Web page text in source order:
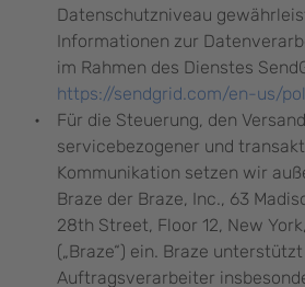
Datenschutzniveau
Informationen zur
im Rahmen des Dienstes
https://sendgrid.com/en-us/
Für die Steuerung, den
servicebezogener und
Kommunikation setzen wir
Braze der Braze, Inc., 63
28th Street, Floor 12, New
(„Braze“) ein. Braze
Auftragsverarbeiter